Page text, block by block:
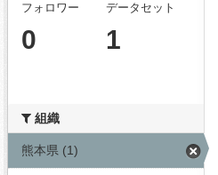
フォロワー
0
データセット
1
組織
熊本県 (1)